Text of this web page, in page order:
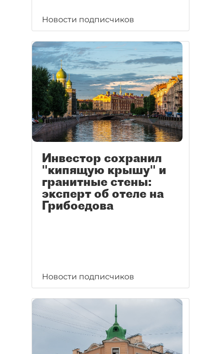
Новости подписчиков
Инвестор сохранил
"кипящую крышу" и
гранитные стены:
эксперт об отеле на
Грибоедова
Новости подписчиков